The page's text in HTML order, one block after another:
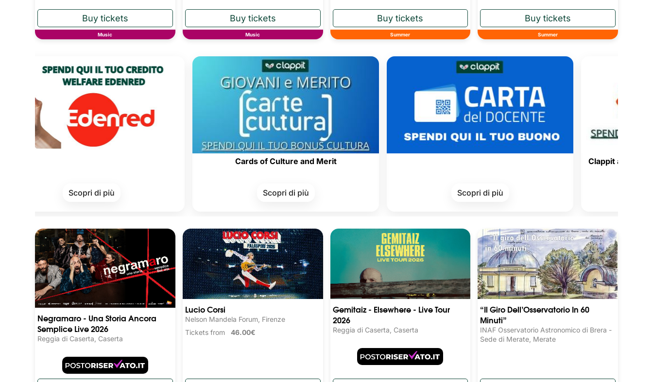
Music Music Summer Summer
Negramaro - Una Storia Ancora
Semplice Live 2026
Reggia di Caserta, Caserta
Lucio Corsi
Nelson Mandela Forum, Firenze
Tickets from 46.00€
Gemitaiz - Elsewhere - Live Tour
2026
Reggia di Caserta, Caserta
“Il Giro Dell’Osservatorio In 60
Minuti”
INAF Osservatorio Astronomico di Brera -
Sede di Merate, Merate
Scopri di più
Cards of Culture and Merit
Scopri di più Scopri di più
Clappit accepts Satispay